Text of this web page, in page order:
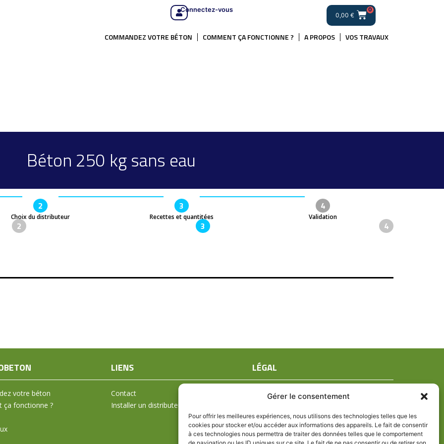
Gérer le consentement
Pour offrir les meilleures expériences, nous utilisons des technologies telles que les
cookies pour stocker et/ou accéder aux informations des appareils. Le fait de consentir
à ces technologies nous permettra de traiter des données telles que le comportement
Connectez-vous
0,00 €
0
COMMANDEZ VOTRE BÉTON COMMENT ÇA FONCTIONNE ? A PROPOS VOS TRAVAUX
Béton 250 kg sans eau
2
Choix du distributeur
3
Recettes et quantitées
4
Validation
2 3 4
votre béton
ça fonctionne ?
LIENS
Contact
Installer un distributeur
LÉGAL
Mentions légales
Politique de confidentialité
Politique de cookies (UE)